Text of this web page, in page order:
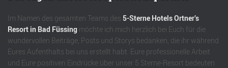
Im Namen des gesamten Teams des 5-Sterne Hotels Ortner’s
Resort in Bad Füssing möchte ich mich herzlich bei Euch für die
wundervollen Beiträge, Posts und Storys bedanken, die ihr während
Eures Aufenthalts bei uns erstellt habt. Eure professionelle Arbeit
und Eure positiven Eindrücke über unser 5 Sterne-Resort bedeuten